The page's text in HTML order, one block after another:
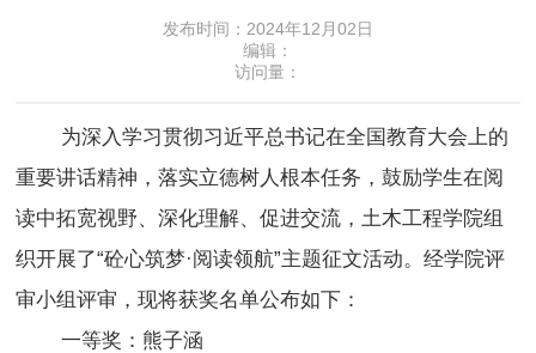
发布时间：2024年12月02日
编辑：
访问量：
为深入学习贯彻习近平总书记在全国教育大会上的
重要讲话精神，落实立德树人根本任务，鼓励学生在阅
读中拓宽视野、深化理解、促进交流，土木工程学院组
织开展了“砼心筑梦·阅读领航”主题征文活动。经学院评
审小组评审，现将获奖名单公布如下：
一等奖：熊子涵